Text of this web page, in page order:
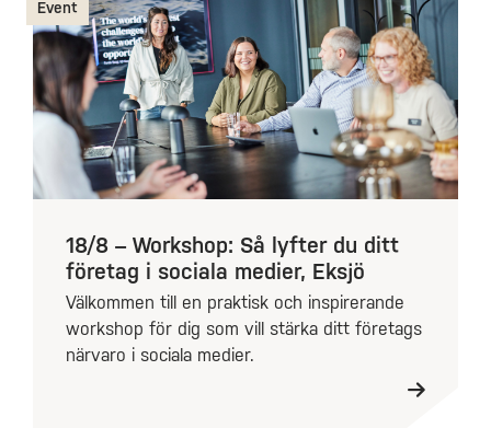
Event
18/8 – Workshop: Så lyfter du ditt
företag i sociala medier, Eksjö
Välkommen till en praktisk och inspirerande
workshop för dig som vill stärka ditt företags
närvaro i sociala medier.